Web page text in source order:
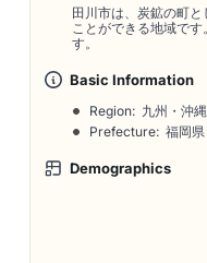
田川市は、炭鉱の町
ことができる地域で
す。
Basic Information
Region: 九州・沖縄
Prefecture: 福岡県
Demographics